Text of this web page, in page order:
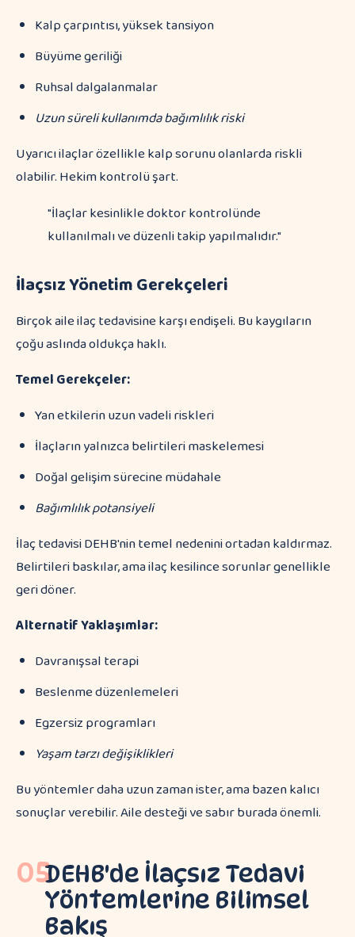
Kalp çarpıntısı, yüksek tansiyon
Büyüme geriliği
Ruhsal dalgalanmalar
Uzun süreli kullanımda bağımlılık riski
Uyarıcı ilaçlar özellikle kalp sorunu olanlarda riskli
olabilir. Hekim kontrolü şart.
"İlaçlar kesinlikle doktor kontrolünde
kullanılmalı ve düzenli takip yapılmalıdır."
İlaçsız Yönetim Gerekçeleri
Birçok aile ilaç tedavisine karşı endişeli. Bu kaygıların
çoğu aslında oldukça haklı.
Temel Gerekçeler:
Yan etkilerin uzun vadeli riskleri
İlaçların yalnızca belirtileri maskelemesi
Doğal gelişim sürecine müdahale
Bağımlılık potansiyeli
İlaç tedavisi DEHB'nin temel nedenini ortadan kaldırmaz.
Belirtileri baskılar, ama ilaç kesilince sorunlar genellikle
geri döner.
Alternatif Yaklaşımlar:
Davranışsal terapi
Beslenme düzenlemeleri
Egzersiz programları
Yaşam tarzı değişiklikleri
Bu yöntemler daha uzun zaman ister, ama bazen kalıcı
sonuçlar verebilir. Aile desteği ve sabır burada önemli.
05DEHB'de İlaçsız Tedavi
Yöntemlerine Bilimsel
Bakış